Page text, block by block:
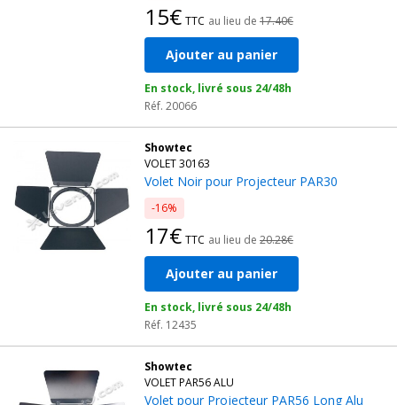
15€ TTC au lieu de 17.40€
Ajouter au panier
En stock, livré sous 24/48h
Réf. 20066
Showtec
VOLET 30163
Volet Noir pour Projecteur PAR30
-16%
17€ TTC au lieu de 20.28€
Ajouter au panier
En stock, livré sous 24/48h
Réf. 12435
Showtec
VOLET PAR56 ALU
Volet pour Projecteur PAR56 Long Alu